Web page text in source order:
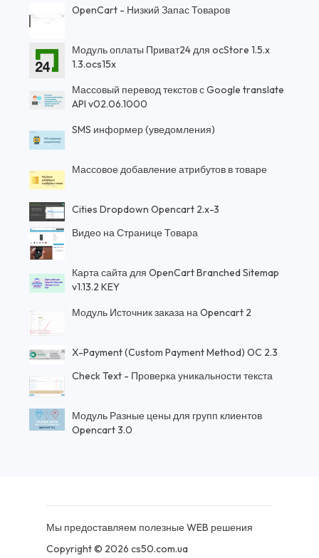
OpenCart - Низкий Запас Товаров
Модуль оплаты Приват24 для ocStore 1.5.x
1.3.ocs15x
Массовый перевод текстов с Google translate
API v02.06.1000
SMS информер (уведомления)
Массовое добавление атрибутов в товаре
Cities Dropdown Opencart 2.x-3
Видео на Странице Товара
Карта сайта для OpenCart Branched Sitemap
v1.13.2 KEY
Модуль Источник заказа на Opencart 2
X-Payment (Custom Payment Method) OC 2.3
Check Text - Проверка уникальности текста
Модуль Разные цены для групп клиентов
Opencart 3.0
Мы предоставляем полезные WEB решения
Copyright © 2026 cs50.com.ua